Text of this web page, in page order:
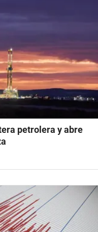
petrolera y abre